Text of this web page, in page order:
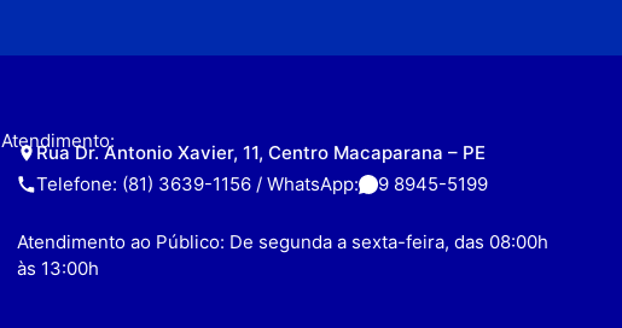
Atendimento:
Rua Dr. Antonio Xavier, 11, Centro Macaparana – PE
Telefone: (81) 3639-1156 / WhatsApp:
9 8945-5199
Atendimento ao Público: De segunda a sexta-feira, das 08:00h
às 13:00h